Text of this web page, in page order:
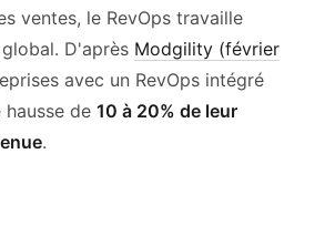
ventes, le RevOps travaille
D'après Modgility (février
avec un RevOps intégré
de 10 à 20% de leur
.